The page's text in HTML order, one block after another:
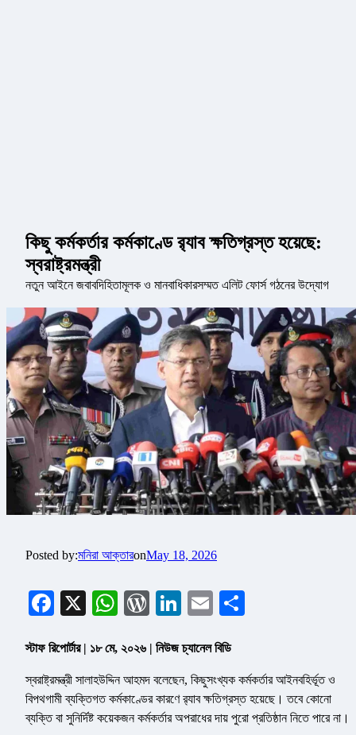
কিছু কর্মকর্তার কর্মকাণ্ডে র‌্যাব ক্ষতিগ্রস্ত হয়েছে:
স্বরাষ্ট্রমন্ত্রী
নতুন আইনে জবাবদিহিতামূলক ও মানবাধিকারসম্মত এলিট ফোর্স গঠনের উদ্যোগ
Posted by:মনিরা আক্তারonMay 18, 2026
Facebook
X WhatsApp
WordPress
LinkedIn
Email
স্টাফ রিপোর্টার | ১৮ মে, ২০২৬ | নিউজ চ্যানেল বিডি
স্বরাষ্ট্রমন্ত্রী সালাহউদ্দিন আহমদ বলেছেন, কিছুসংখ্যক কর্মকর্তার আইনবহির্ভূত ও
বিপথগামী ব্যক্তিগত কর্মকাণ্ডের কারণে র‌্যাব ক্ষতিগ্রস্ত হয়েছে। তবে কোনো
ব্যক্তি বা সুনির্দিষ্ট কয়েকজন কর্মকর্তার অপরাধের দায় পুরো প্রতিষ্ঠান নিতে পারে না।